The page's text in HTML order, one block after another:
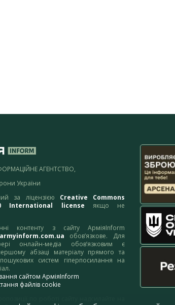
АГЕНТСТВО,
України
за ліцензією Creative Commons
International license якщо не
контенту з сайту АрміяInform
armyinform.com.ua обов’язкове. Для
онлайн-медіа обов’язковим є
абзаці матеріалу прямого та
систем гіперпосилання на
сайтом АрміяInform
файлів cookie